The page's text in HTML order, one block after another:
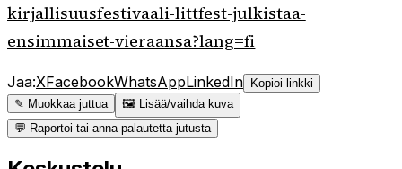
kirjallisuusfestivaali-littfest-julkistaa-
ensimmaiset-vieraansa?lang=fi
Jaa:XFacebookWhatsAppLinkedIn Kopioi linkki
✎ Muokkaa juttua
🖼 Lisää/vaihda kuva
💬 Raportoi tai anna palautetta jutusta